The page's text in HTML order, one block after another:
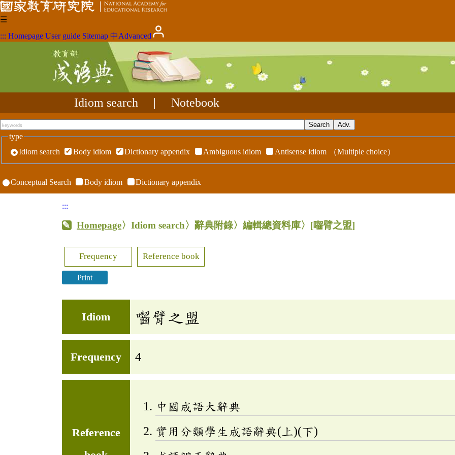
☰
::: Homepage User guide Sitemap 中Advanced
Idiom search Notebook
type
Idiom search
Body idiom Dictionary appendix Ambiguous idiom Antisense idiom （Multiple choice）
Conceptual Search Body idiom Dictionary appendix
:::
Homepage〉Idiom search〉辭典附錄〉編輯總資料庫〉 [囓臂之盟]
Frequency Reference book
Print
Idiom 囓臂之盟
Frequency 4
Reference
中國成語大辭典
實用分類學生成語辭典(上)(下)